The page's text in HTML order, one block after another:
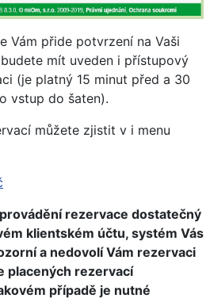
Vám přide potvrzení na Vaši
mít uveden i přístupový
(je platný 15 minut před a 30
vstup do šaten).
můžete zjistit v i menu
rezervace dostatečný
klientském účtu, systém Vás
a nedovolí Vám rezervaci
placených rezervací
případě je nutné